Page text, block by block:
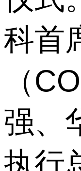
科首
（
强、
执行